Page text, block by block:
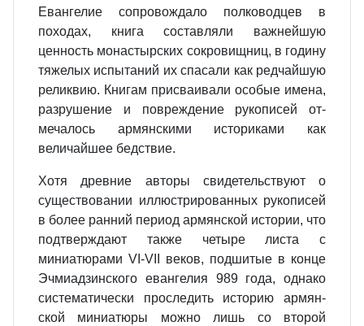
Евангелие сопровож­дало полководцев в
походах, книга составляли важнейшую
ценность монастырских сокровищниц, в го­дину
тяжелых испытаний их спасали как редчайшую
реликвию. Книгам присваивали особые имена,
разру­шение и повреждение рукописей от­
мечалось армянскими историками как
величайшее бедствие.
Хотя древние авторы свидетель­ствуют о
существовании иллюстри­рованных рукописей
в более ранний период армянской истории, что
подтверждают также четыре листа с
миниатюрами VI-VII веков, под­шитые в конце
Эчмиадзинского еван­гелия 989 года, однако
системати­чески проследить историю армян­
ской миниатюры можно лишь со второй